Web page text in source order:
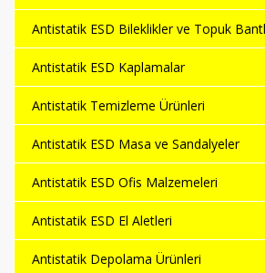
Antistatik ESD Bileklikler ve Topuk
Antistatik ESD Kaplamalar
Antistatik Temizleme Ürünleri
Antistatik ESD Masa ve Sandalyeler
Antistatik ESD Ofis Malzemeleri
Antistatik ESD El Aletleri
Antistatik Depolama Ürünleri